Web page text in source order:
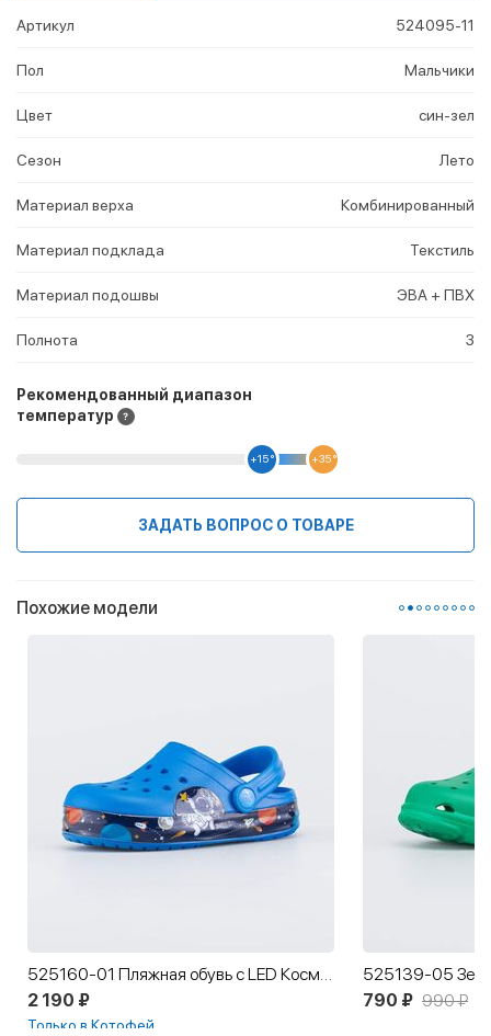
Артикул 524095-11
Пол Мальчики
Цвет син-зел
Сезон Лето
Материал верха Комбинированный
Материал подклада Текстиль
Материал подошвы ЭВА + ПВХ
Полнота 3
Рекомендованный диапазон
температур
+15 ° +35 °
ЗАДАТЬ ВОПРОС О ТОВАРЕ
Похожие модели
525160-01 Пляжная обувь с LED Космонавт
2 190 ₽
Только в Котофей
525139-05
790 ₽ 990 ₽